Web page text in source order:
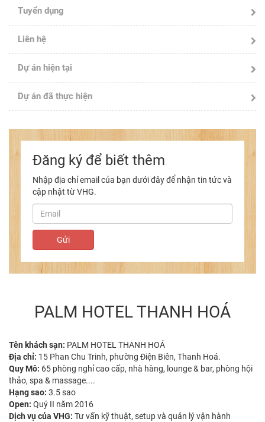
Tuyển dụng
Liên hệ
Dự án hiện tại
Dự án đã thực hiện
Đăng ký để biết thêm
Nhập địa chỉ email của bạn dưới đây để nhận tin tức và
cập nhật từ VHG.
PALM HOTEL THANH HOÁ
Tên khách sạn: PALM HOTEL THANH HOÁ
Địa chỉ: 15 Phan Chu Trinh, phường Điện Biên, Thanh Hoá.
Quy Mô: 65 phòng nghỉ cao cấp, nhà hàng, lounge & bar, phòng hội
thảo, spa & massage....
Hạng sao: 3.5 sao
Open: Quý II năm 2016
Dịch vụ của VHG: Tư vấn kỹ thuật, setup và quản lý vận hành